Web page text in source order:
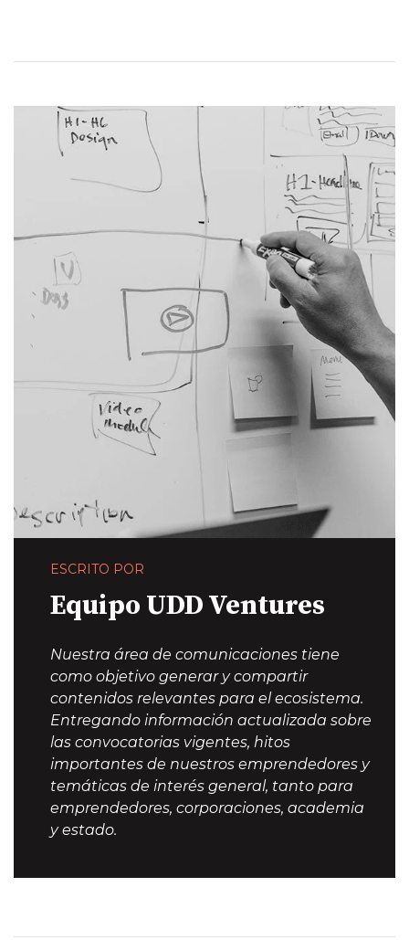
ESCRITO POR
Equipo UDD Ventures
Nuestra área de comunicaciones tiene
como objetivo generar y compartir
contenidos relevantes para el ecosistema.
Entregando información actualizada sobre
las convocatorias vigentes, hitos
importantes de nuestros emprendedores y
temáticas de interés general, tanto para
emprendedores, corporaciones, academia
y estado.